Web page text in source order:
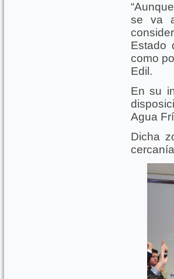
se va
Estado
como
Edil.
En su
Agua
Dicha